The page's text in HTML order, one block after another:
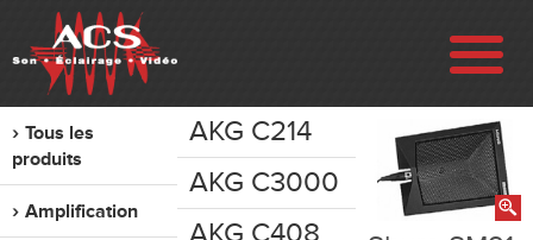
ENTREPRISE
RÉALISATIONS
Tous les
produits
Amplification
AKG C214
AKG C3000